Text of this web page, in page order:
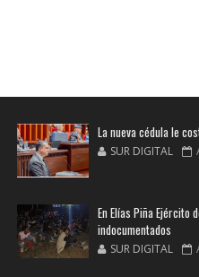
La nueva cédula le
SUR DIGITAL
En Elías Piña Ejército
indocumentados
SUR DIGITAL